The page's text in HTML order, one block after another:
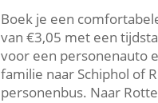
Boek je een
van €3,05 met een
voor een personenauto
familie naar Schiphol of
personenbus.​ Naar